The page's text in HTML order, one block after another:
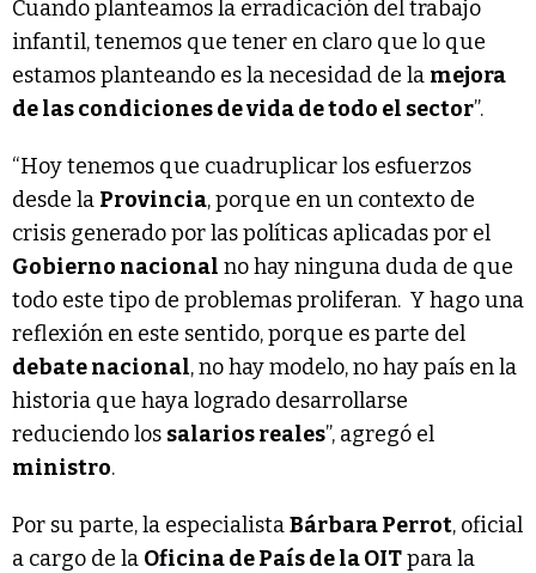
Cuando planteamos la erradicación del trabajo
infantil, tenemos que tener en claro que lo que
estamos planteando es la necesidad de la mejora
de las condiciones de vida de todo el sector”.
“Hoy tenemos que cuadruplicar los esfuerzos
desde la Provincia, porque en un contexto de
crisis generado por las políticas aplicadas por el
Gobierno nacional no hay ninguna duda de que
todo este tipo de problemas proliferan. Y hago una
reflexión en este sentido, porque es parte del
debate nacional, no hay modelo, no hay país en la
historia que haya logrado desarrollarse
reduciendo los salarios reales”, agregó el
ministro.
Por su parte, la especialistaBárbara Perrot, oficial
a cargo de la Oficina de País de la OITpara la